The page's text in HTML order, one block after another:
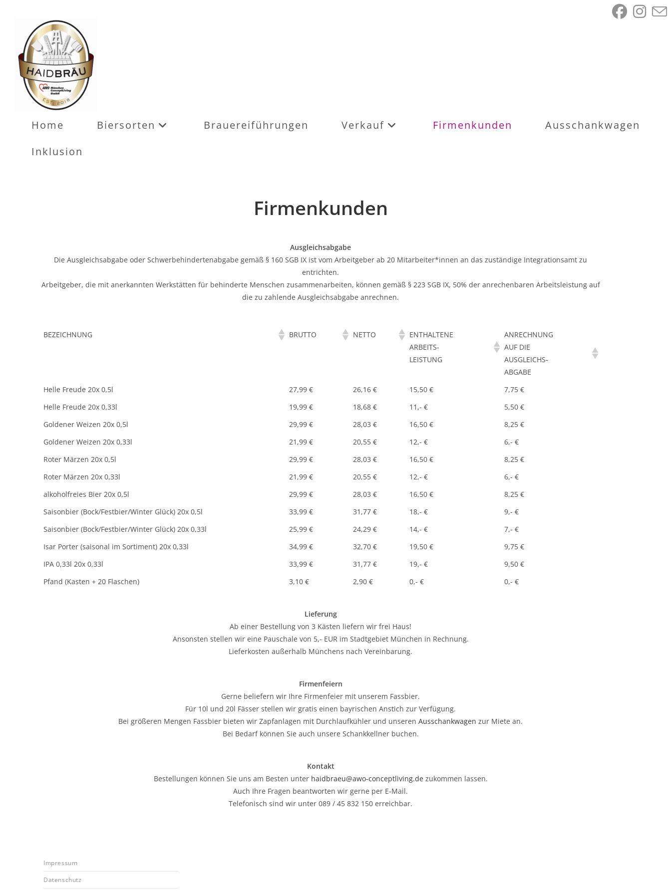
Home Biersorten Brauereiführungen Verkauf Firmenkunden
Ausschankwagen
Inklusion
Firmenkunden
Ausgleichsabgabe
Die Ausgleichsabgabe oder Schwerbehindertenabgabe gemäß § 160 SGB IX ist vom Arbeitgeber ab 20 Mitarbeiter*innen an das zuständige Integrationsamt zu
entrichten.
Arbeitgeber, die mit anerkannten Werkstätten für behinderte Menschen zusammenarbeiten, können gemäß § 223 SGB IX, 50% der anrechenbaren Arbeitsleistung auf
die zu zahlende Ausgleichsabgabe anrechnen.
BEZEICHNUNG BRUTTO NETTO
ENTHALTENE
ARBEITS-
LEISTUNG
ANRECHNUNG
AUF DIE
AUSGLEICHS-
ABGABE
Helle Freude 20x 0,5l
27,99 € 26,16 € 15,50 €
7,75 €
Helle Freude 20x 0,33l
19,99 € 18,68 € 11,- €
5,50 €
Goldener Weizen 20x 0,5l
29,99 € 28,03 € 16,50 €
8,25 €
Goldener Weizen 20x 0,33l
21,99 € 20,55 € 12,- €
6,- €
Roter Märzen 20x 0,5l
29,99 € 28,03 € 16,50 €
8,25 €
Roter Märzen 20x 0,33l
21,99 € 20,55 € 12,- €
6,- €
alkoholfreies Bier 20x 0,5l
29,99 € 28,03 € 16,50 €
8,25 €
Saisonbier (Bock/Festbier/Winter Glück) 20x 0,5l
33,99 € 31,77 € 18,- €
9,- €
Saisonbier (Bock/Festbier/Winter Glück) 20x 0,33l
25,99 € 24,29 € 14,- €
7,- €
Isar Porter (saisonal im Sortiment) 20x 0,33l
34,99 € 32,70 € 19,50 €
9,75 €
IPA 0,33l 20x 0,33l
33,99 € 31,77 € 19,- €
9,50 €
Pfand (Kasten + 20 Flaschen)
3,10 € 2,90 € 0,- € 0,- €
Lieferung
Ab einer Bestellung von 3 Kästen liefern wir frei Haus!
Ansonsten stellen wir eine Pauschale von 5,- EUR im Stadtgebiet München in Rechnung.
Lieferkosten außerhalb Münchens nach Vereinbarung.
Firmenfeiern
Gerne beliefern wir Ihre Firmenfeier mit unserem Fassbier.
Für 10l und 20l Fässer stellen wir gratis einen bayrischen Anstich zur Verfügung.
Bei größeren Mengen Fassbier bieten wir Zapfanlagen mit Durchlaufkühler und unseren Ausschankwagen zur Miete an.
Bei Bedarf können Sie auch unsere Schankkellner buchen.
Kontakt
Bestellungen können Sie uns am Besten unter haidbraeu@awo-conceptliving.dezukommen lassen.
Auch Ihre Fragen beantworten wir gerne per E-Mail.
Telefonisch sind wir unter 089 / 45 832 150 erreichbar.
Impressum
Datenschutz